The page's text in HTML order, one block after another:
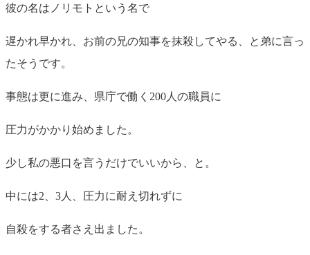
彼の名はノリモトという名で
遅かれ早かれ、お前の兄の知事を抹殺してやる、と弟に言っ
たそうです。
事態は更に進み、県庁で働く200人の職員に
圧力がかかり始めました。
少し私の悪口を言うだけでいいから、と。
中には2、3人、圧力に耐え切れずに
自殺をする者さえ出ました。